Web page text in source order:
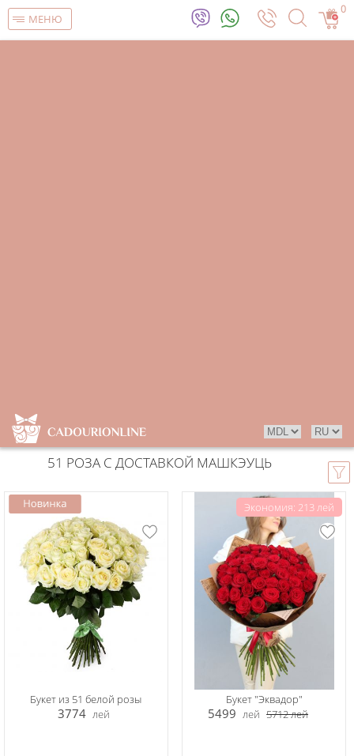
МЕНЮ
0
51 РОЗА С ДОСТАВКОЙ МАШКЭУЦЬ
Букет из 51 белой розы
3774 лей
Экономия: 213 лей
Букет "Эквадор"
5499 лей 5712лей